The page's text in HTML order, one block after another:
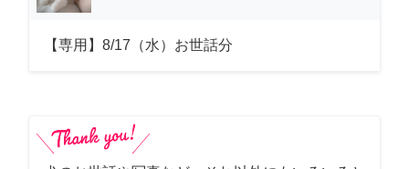
【専用】8/17（水）お世話分